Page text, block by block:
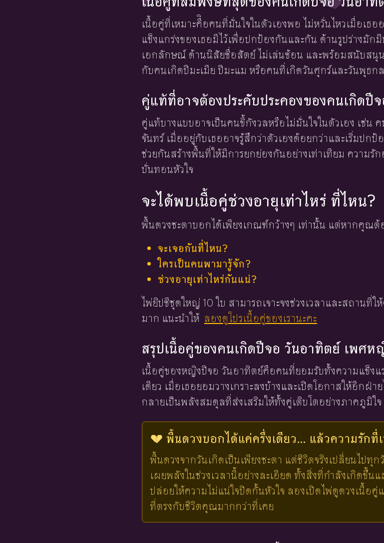
เนื้อคู่ที่เหมาะคืิอคนที่มั่นใจในตัวเองพอ ไม่หวั่นไหวเมื่อเธ
แข็งแกร่งของเธอมีไว้เพื่อปกป้องกันและกัน ด้านรูปร่างมัก
เอกลักษณ์ ด้านนิสัยซื่อสัตย์ ไม่เล่นซ้อน และพร้อมสนับสนุ
กับคนเกิดปีมะเมีย ปีมะแม หรือคนที่เกิดวันศุกร์และวันพุธก
คู่แท้ที่อาจต้องประคับประคองของคนเกิด
คู่แท้บางแบบอาจเป็นคนขี้กังวลหรือไม่มั่นใจในตัวเอง เช่น
จันทร์ เมื่ออยู่กับเธออาจรู้สึกว่าตัวเองด้อยกว่าและเริ่มปกป้
ช่วยกันสร้างพื้นที่ให้มีการยกย่องกันอย่างเท่าเทียม ความรั
บั่นทอนหัวใจ
จะได้พบเนื้อคู่ช่วงอายุเท่าไหร่ ที่ไหน?
พื้นดวงชะตาบอกได้เพียงเกณฑ์กว้างๆ เท่านั้น แต่หากคุณต้อ
จะเจอกันที่ไหน?
ใครเป็นคนพามารู้จัก?
ช่วงอายุเท่าไหร่กันแน่?
ไพ่ยิปซีชุดใหญ่ 10 ใบ สามารถเจาะจงช่วงเวลาและสถานที่
มาก แนะนำให้ ลองดูโปรเนื้อคู่ของเรานะคะ
สรุปเนื้อคู่ของคนเกิดปีจอ วันอาทิตย์ เพศห
เนื้อคู่ของหญิงปีจอ วันอาทิตย์คือคนที่ยอมรับทั้งความแข็งแ
เดียว เมื่อเธอยอมวางเกราะลงบ้างและเปิดโอกาสให้อีกฝ่
กลายเป็นพลังสมดุลที่ส่งเสริมให้ทั้งคู่เติบโตอย่างภาคภูมิใจ
💔 พื้นดวงบอกได้แค่ครึ่งเดียว... แล้วความรักที่
พื้นดวงจากวันเกิดเป็นเพียงชะตา แต่ชีวิตจริงเปลี่ยนไปทุก
เผยพลังในช่วงเวลานี้อย่างละเอียด ทั้งสิ่งที่กำลังเกิดขึ้
ปล่อยให้ความไม่แน่ใจปิดกั้นหัวใจ ลองเปิดไพ่ดูดวงเนื้อ
ที่ตรงกับชีวิตคุณมากกว่าที่เคย